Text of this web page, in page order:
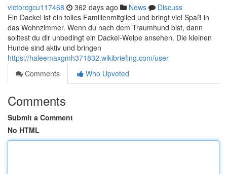
victorcgcu117468 362 days ago News
Discuss
Ein Dackel ist ein tolles Familienmitglied und bringt viel Spaß in
das Wohnzimmer. Wenn du nach dem Traumhund bist, dann
solltest du dir unbedingt ein Dackel-Welpe ansehen. Die kleinen
Hunde sind aktiv und bringen
https://haleemaxgmh371832.wikibriefing.com/user
Comments
Who Upvoted
Comments
Submit a Comment
No HTML